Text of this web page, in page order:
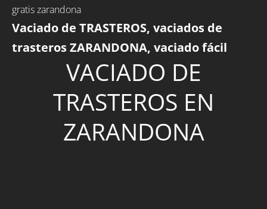
gratis zarandona
Vaciado de TRASTEROS, vaciados de
trasteros ZARANDONA, vaciado fácil
VACIADO DE
TRASTEROS EN
ZARANDONA